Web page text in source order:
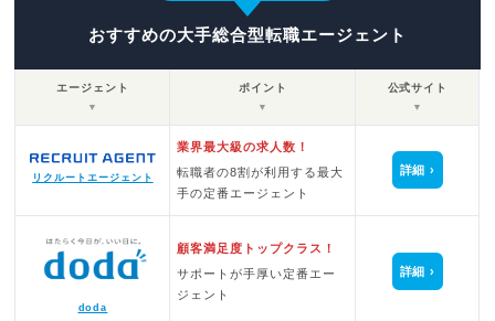
おすすめの大手総合型転職エージェント
エージェント
▼
ポイント
▼
公式サイト
▼
リクルートエージェント
業界最大級の求人数！
転職者の8割が利用する最大
手の定番エージェント
詳細
doda
顧客満足度トップクラス！
サポートが手厚い定番エー
ジェント
詳細